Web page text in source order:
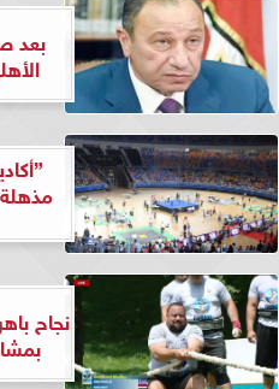
بعد
نجاح
بمشاركة 18